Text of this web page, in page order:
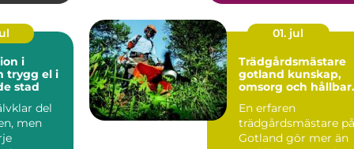
i
i
stad
del
men
01. jul
Trädgårdsmästare
gotland kunskap,
omsorg och hållbar
En erfaren
trädgårdsmästare på
Gotland gör mer än